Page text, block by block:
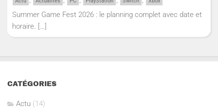
Summer Game Fest 2026 : le planning complet avec date et
horaire. […]
CATÉGORIES
Actu (14)